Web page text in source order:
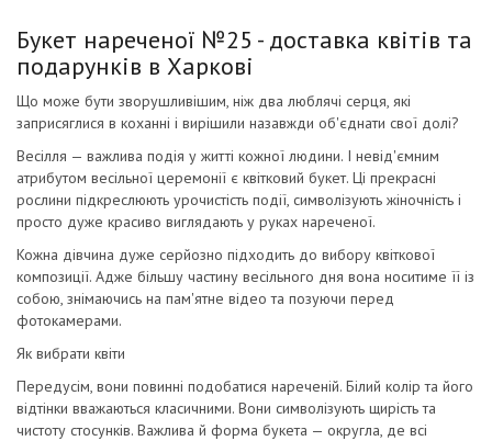
Букет нареченої №25 - доставка квітів та
подарунків в Харкові
Що може бути зворушливішим, ніж два люблячі серця, які
заприсяглися в коханні і вирішили назавжди об'єднати свої долі?
Весілля — важлива подія у житті кожної людини. І невід'ємним
атрибутом весільної церемонії є квітковий букет. Ці прекрасні
рослини підкреслюють урочистість події, символізують жіночність і
просто дуже красиво виглядають у руках нареченої.
Кожна дівчина дуже серйозно підходить до вибору квіткової
композиції. Адже більшу частину весільного дня вона носитиме її із
собою, знімаючись на пам'ятне відео та позуючи перед
фотокамерами.
Як вибрати квіти
Передусім, вони повинні подобатися нареченій. Білий колір та його
відтінки вважаються класичними. Вони символізують щирість та
чистоту стосунків. Важлива й форма букета — округла, де всі